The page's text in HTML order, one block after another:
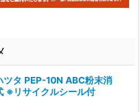
ツタ PEP-10N ABC粉末消
※リサイクルシール付